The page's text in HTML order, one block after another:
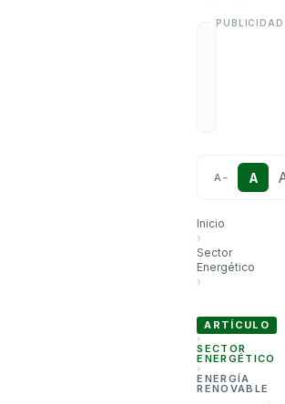
A − A
Inicio
›
Sector
Energético
›
ARTÍCULO
›
SECTOR
ENERGÉTICO
›
ENERGÍA
RENOVABLE